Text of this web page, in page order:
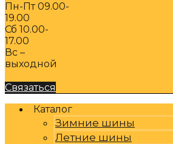
Пн-Пт 09.00-
19.00
Сб 10.00-
17.00
Вс –
выходной
Связаться
Каталог
Зимние шины
Летние шины